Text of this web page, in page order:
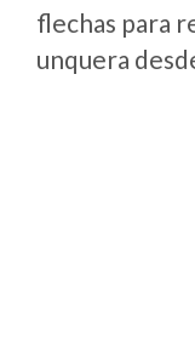
flechas para
unquera